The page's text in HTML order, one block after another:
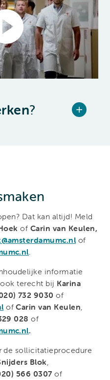
?
Dat kan altijd! Meld
of Carin van Keulen,
of
.
informatie
terecht bij Karina
732 9030 of
ofCarin van Keulen,
028of
.
de sollicitatieprocedure
Blok,
566 0307of